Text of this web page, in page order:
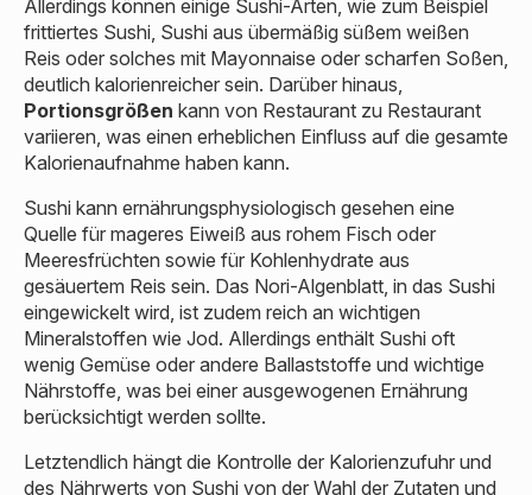
Allerdings können einige Sushi-Arten, wie zum Beispiel
frittiertes Sushi, Sushi aus übermäßig süßem weißen
Reis oder solches mit Mayonnaise oder scharfen Soßen,
deutlich kalorienreicher sein. Darüber hinaus,
Portionsgrößen kann von Restaurant zu Restaurant
variieren, was einen erheblichen Einfluss auf die gesamte
Kalorienaufnahme haben kann.
Sushi kann ernährungsphysiologisch gesehen eine
Quelle für mageres Eiweiß aus rohem Fisch oder
Meeresfrüchten sowie für Kohlenhydrate aus
gesäuertem Reis sein. Das Nori-Algenblatt, in das Sushi
eingewickelt wird, ist zudem reich an wichtigen
Mineralstoffen wie Jod. Allerdings enthält Sushi oft
wenig Gemüse oder andere Ballaststoffe und wichtige
Nährstoffe, was bei einer ausgewogenen Ernährung
berücksichtigt werden sollte.
Letztendlich hängt die Kontrolle der Kalorienzufuhr und
des Nährwerts von Sushi von der Wahl der Zutaten und